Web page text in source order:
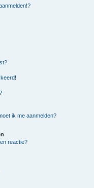
ik me aanmelden?
reactie?